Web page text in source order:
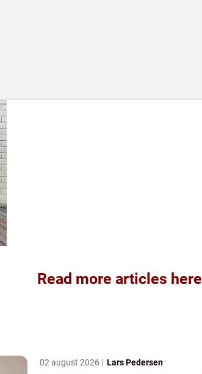
Read more articles here
02 august 2026 Lars Pedersen